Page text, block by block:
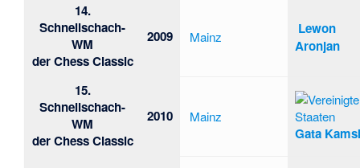
14.
Schnellschach-
WM
der Chess Classic
2009 Mainz
Lewon
Aronjan
15.
Schnellschach-
WM
der Chess Classic
2010 Mainz
Gata